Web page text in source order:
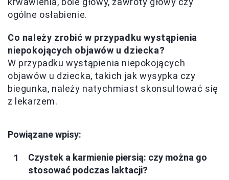
ogólne osłabienie.
Co należy zrobić w przypadku wystąpienia
niepokojących objawów u dziecka?
W przypadku wystąpienia niepokojących
objawów u dziecka, takich jak wysypka czy
biegunka, należy natychmiast skonsultować się
z lekarzem.
Powiązane wpisy:
Czystek a karmienie piersią: czy można go
stosować podczas laktacji?